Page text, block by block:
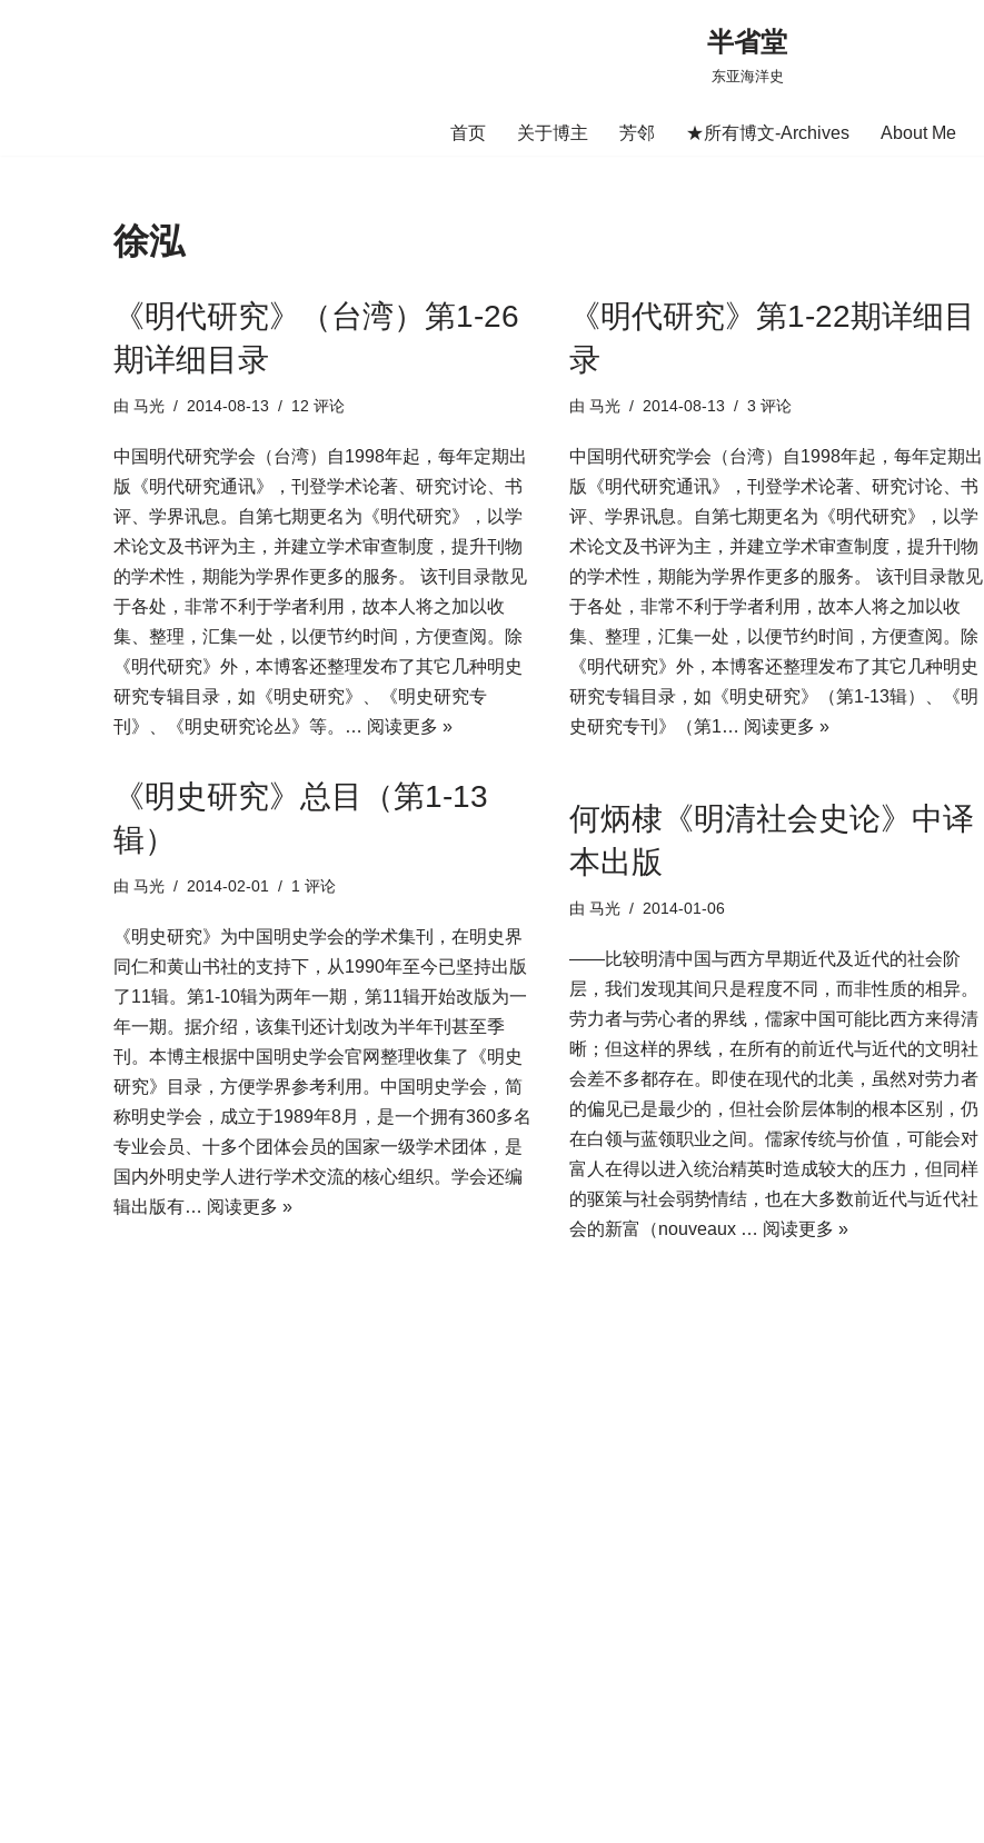
半省堂
东亚海洋史
首页 关于博主 芳邻 ★所有博文-Archives About Me
徐泓
《明代研究》（台湾）第1-26
期详细目录
由 马光 2014-08-13 12 评论
中国明代研究学会（台湾）自1998年起，每年定期出
版《明代研究通讯》，刊登学术论著、研究讨论、书
评、学界讯息。自第七期更名为《明代研究》，以学
术论文及书评为主，并建立学术审查制度，提升刊物
的学术性，期能为学界作更多的服务。 该刊目录散见
于各处，非常不利于学者利用，故本人将之加以收
集、整理，汇集一处，以便节约时间，方便查阅。除
《明代研究》外，本博客还整理发布了其它几种明史
研究专辑目录，如《明史研究》、《明史研究专
刊》、《明史研究论丛》等。… 阅读更多 »
《明代研究》第1-22期详细目
录
由 马光 2014-08-13 3 评论
中国明代研究学会（台湾）自1998年起，每年定期出
版《明代研究通讯》，刊登学术论著、研究讨论、书
评、学界讯息。自第七期更名为《明代研究》，以学
术论文及书评为主，并建立学术审查制度，提升刊物
的学术性，期能为学界作更多的服务。 该刊目录散见
于各处，非常不利于学者利用，故本人将之加以收
集、整理，汇集一处，以便节约时间，方便查阅。除
《明代研究》外，本博客还整理发布了其它几种明史
研究专辑目录，如《明史研究》（第1-13辑）、《明
史研究专刊》（第1… 阅读更多 »
《明史研究》总目（第1-13
辑）
由 马光 2014-02-01 1 评论
《明史研究》为中国明史学会的学术集刊，在明史界
同仁和黄山书社的支持下，从1990年至今已坚持出版
了11辑。第1-10辑为两年一期，第11辑开始改版为一
年一期。据介绍，该集刊还计划改为半年刊甚至季
刊。本博主根据中国明史学会官网整理收集了《明史
研究》目录，方便学界参考利用。中国明史学会，简
称明史学会，成立于1989年8月，是一个拥有360多名
专业会员、十多个团体会员的国家一级学术团体，是
国内外明史学人进行学术交流的核心组织。学会还编
辑出版有… 阅读更多 »
何炳棣《明清社会史论》中译
本出版
由 马光 2014-01-06
——比较明清中国与西方早期近代及近代的社会阶
层，我们发现其间只是程度不同，而非性质的相异。
劳力者与劳心者的界线，儒家中国可能比西方来得清
晰；但这样的界线，在所有的前近代与近代的文明社
会差不多都存在。即使在现代的北美，虽然对劳力者
的偏见已是最少的，但社会阶层体制的根本区别，仍
在白领与蓝领职业之间。儒家传统与价值，可能会对
富人在得以进入统治精英时造成较大的压力，但同样
的驱策与社会弱势情结，也在大多数前近代与近代社
会的新富（nouveaux … 阅读更多 »